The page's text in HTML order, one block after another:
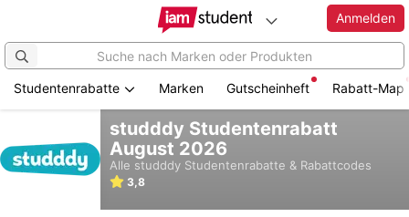
springen
Anmelden
Studentenrabatte Marken Gutscheinheft Rabatt-Map
studddy Studentenrabatt
August 2026
Alle studddy Studentenrabatte & Rabattcodes
3,8